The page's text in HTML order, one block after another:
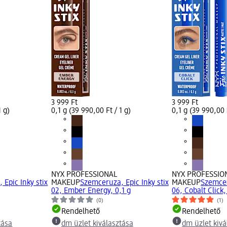
g)
Epic Inky stix
3 999 Ft
0,1 g (39 990,00 Ft / 1 g)
NYX PROFESSIONAL
MAKEUPSzemceruza, Epic Inky stix
02, Ember Energy, 0,1 g
(0)
Rendelhető
dm üzlet kiválasztása
3 999 Ft
0,1 g (39 990,00
NYX
MAKEUP
06, Cobalt Click,
(1)
Rendelhető
dm üzlet